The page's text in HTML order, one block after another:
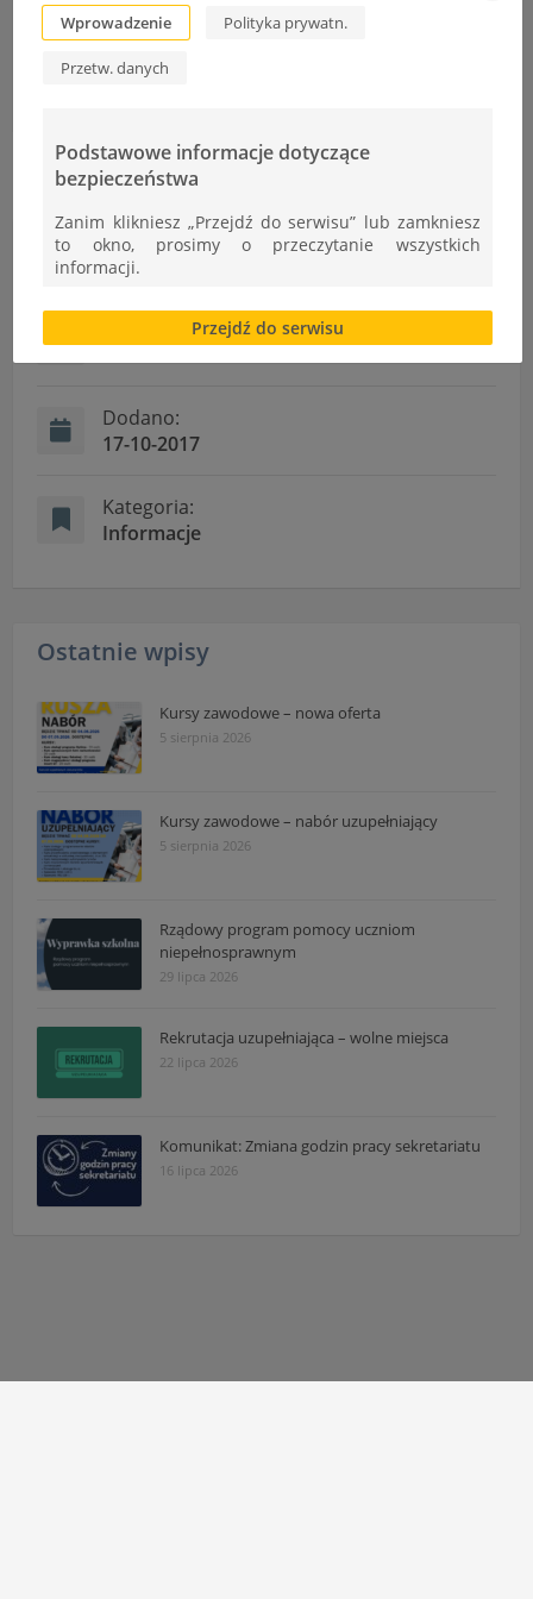
Pomóż absolwentce ZST
Informacje
Dodano:
17-10-2017
Kategoria:
Informacje
Ostatnie wpisy
Kursy zawodowe – nowa oferta
5 sierpnia 2026
Kursy zawodowe – nabór uzupełniający
5 sierpnia 2026
Rządowy program pomocy uczniom
niepełnosprawnym
29 lipca 2026
Rekrutacja uzupełniająca – wolne miejsca
22 lipca 2026
Komunikat: Zmiana godzin pracy sekretariatu
16 lipca 2026
Wprowadzenie Polityka prywatn.
Przetw. danych
Podstawowe informacje dotyczące
bezpieczeństwa
Zanim klikniesz „Przejdź do serwisu” lub zamkniesz
to okno, prosimy o przeczytanie wszystkich
informacji.
Brak zgody bądź ograniczenie funkcjonalności plików
cookies lub local storage, może utrudnić lub
uniemożliwić korzystanie z Serwisu.
przetwarzania danych osobowych dostępne są cały
czas w sekcji
Przejdź do serwisu